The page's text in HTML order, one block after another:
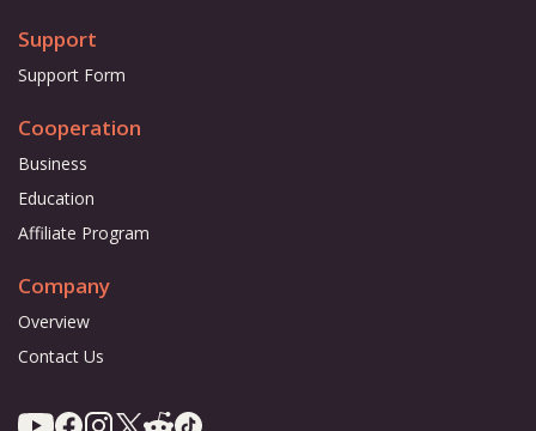
Support
Support Form
Cooperation
Business
Education
Affiliate Program
Company
Overview
Contact Us